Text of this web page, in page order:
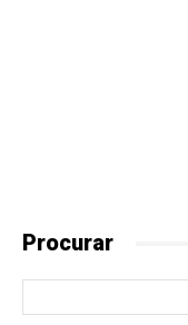
Procurar